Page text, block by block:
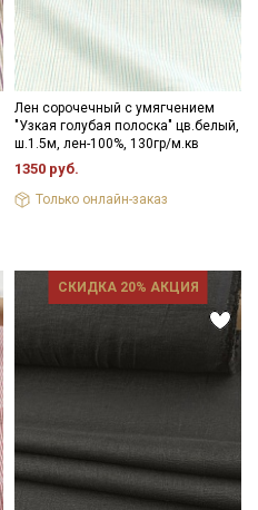
Лен сорочечный с умягчением
"Узкая голубая полоска" цв.белый,
ш.1.5м, лен-100%, 130гр/м.кв
1350 руб.
Только онлайн-заказ
СКИДКА 20% АКЦИЯ